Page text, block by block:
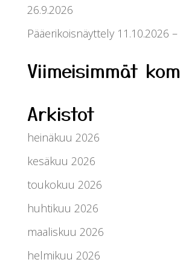
26.9.2026
Pääerikoisnäyttely 11.10.2026 –
Viimeisimmät
Arkistot
heinäkuu 2026
kesäkuu 2026
toukokuu 2026
huhtikuu 2026
maaliskuu 2026
helmikuu 2026